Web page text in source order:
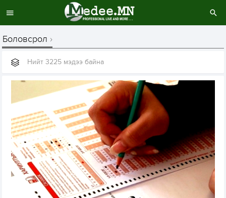
Боловсрол
Нийт 3225 мэдээ байна